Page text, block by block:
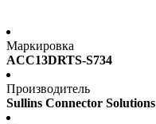
Маркировка
ACC13DRTS-S734
Производитель
Sullins Connector Solutions